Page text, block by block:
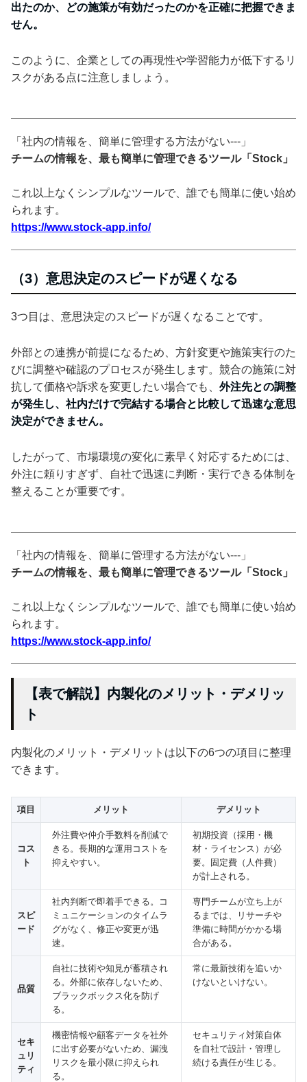
出たのか、どの施策が有効だったのかを正確に把握できま
せん。
このように、企業としての再現性や学習能力が低下するリ
スクがある点に注意しましょう。
「社内の情報を、簡単に管理する方法がない---」
チームの情報を、最も簡単に管理できるツール「Stock」
これ以上なくシンプルなツールで、誰でも簡単に使い始め
られます。
https://www.stock-app.info/
（3）意思決定のスピードが遅くなる
3つ目は、意思決定のスピードが遅くなることです。
外部との連携が前提になるため、方針変更や施策実行のた
びに調整や確認のプロセスが発生します。競合の施策に対
抗して価格や訴求を変更したい場合でも、 外注先との調整
が発生し、社内だけで完結する場合と比較して迅速な意思
決定ができません。
したがって、市場環境の変化に素早く対応するためには、
外注に頼りすぎず、自社で迅速に判断・実行できる体制を
整えることが重要です。
「社内の情報を、簡単に管理する方法がない---」
チームの情報を、最も簡単に管理できるツール「Stock」
これ以上なくシンプルなツールで、誰でも簡単に使い始め
られます。
https://www.stock-app.info/
【表で解説】内製化のメリット・デメリッ
ト
内製化のメリット・デメリットは以下の6つの項目に整理
できます。
項目 メリット デメリット
コス
ト
外注費や仲介手数料を削減で
きる。長期的な運用コストを
抑えやすい。
初期投資（採用・機
材・ライセンス）が必
要。固定費（人件費）
が計上される。
スピ
ード
社内判断で即着手できる。コ
ミュニケーションのタイムラ
グがなく、修正や変更が迅
速。
専門チームが立ち上が
るまでは、リサーチや
準備に時間がかかる場
合がある。
品質
自社に技術や知見が蓄積され
る。外部に依存しないため、
ブラックボックス化を防げ
る。
常に最新技術を追いか
けないといけない。
セキ
ュリ
ティ
機密情報や顧客データを社外
に出す必要がないため、漏洩
リスクを最小限に抑えられ
る。
セキュリティ対策自体
を自社で設計・管理し
続ける責任が生じる。